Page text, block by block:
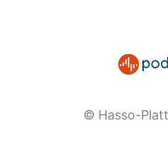
© Hasso-